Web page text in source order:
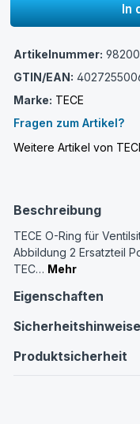
In
Artikelnummer:
GTIN/EAN:
Marke: TECE
Fragen zum Artikel?
Weitere Artikel von
Beschreibung
TECE O-Ring für
Abbildung 2 Ersatzteil
TEC… Mehr
Eigenschaften
Sicherheitshinweise
Produktsicherheit